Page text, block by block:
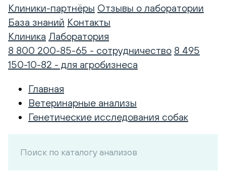
Клиники-партнёры Отзывы о лаборатории
База знаний Контакты
Клиника Лаборатория
8 800 200-85-65 - сотрудничество 8 495
150-10-82 - для агробизнеса
Главная
Ветеринарные анализы
Генетические исследования собак